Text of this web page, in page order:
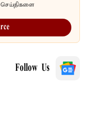
செய்திகளை
Follow Us